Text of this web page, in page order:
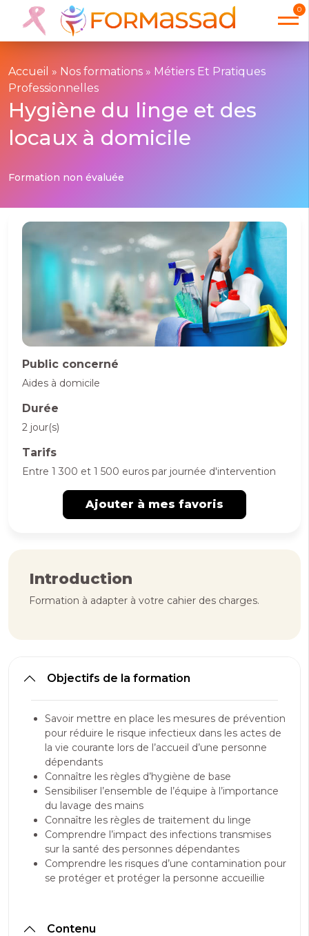
0
Accueil » Nos formations » Métiers Et Pratiques
Professionnelles
Hygiène du linge et des
locaux à domicile
Formation non évaluée
Public concerné
Aides à domicile
Durée
2 jour(s)
Tarifs
Entre 1 300 et 1 500 euros par journée d'intervention
Ajouter à mes favoris
Introduction
Formation à adapter à votre cahier des charges.
Objectifs de la formation
Savoir mettre en place les mesures de prévention
pour réduire le risque infectieux dans les actes de
la vie courante lors de l’accueil d’une personne
dépendants
Connaître les règles d’hygiène de base
Sensibiliser l’ensemble de l’équipe à l’importance
du lavage des mains
Connaître les règles de traitement du linge
Comprendre l’impact des infections transmises
sur la santé des personnes dépendantes
Comprendre les risques d’une contamination pour
se protéger et protéger la personne accueillie
Contenu